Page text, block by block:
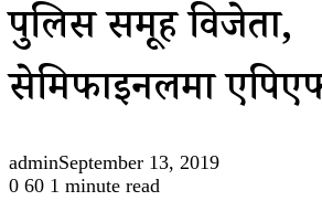
पुलिस समूह विजेता,
सेमिफाइनलमा
adminSeptember 13, 2019
0 60 1 minute read